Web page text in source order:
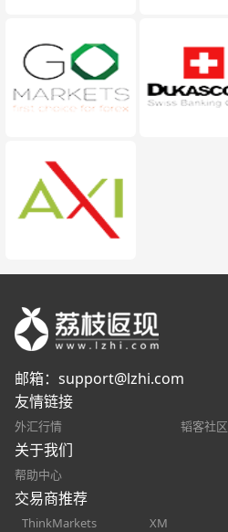
邮箱： support@lzhi.com
友情链接
外汇行情 韬客社区
关于我们
帮助中心
交易商推荐
ThinkMarkets XM